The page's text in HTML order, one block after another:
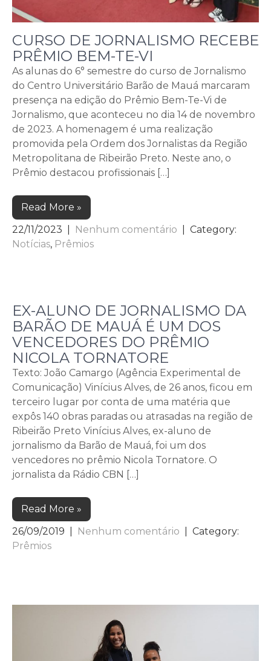
CURSO DE JORNALISMO RECEBE
PRÊMIO BEM-TE-VI
As alunas do 6° semestre do curso de Jornalismo
do Centro Universitário Barão de Mauá marcaram
presença na edição do Prêmio Bem-Te-Vi de
Jornalismo, que aconteceu no dia 14 de novembro
de 2023. A homenagem é uma realização
promovida pela Ordem dos Jornalistas da Região
Metropolitana de Ribeirão Preto. Neste ano, o
Prêmio destacou profissionais […]
Read More »
22/11/2023
Nenhum comentário
| Category:
Notícias, Prêmios
EX-ALUNO DE JORNALISMO DA
BARÃO DE MAUÁ É UM DOS
VENCEDORES DO PRÊMIO
NICOLA TORNATORE
Texto: João Camargo (Agência Experimental de
Comunicação) Vinícius Alves, de 26 anos, ficou em
terceiro lugar por conta de uma matéria que
expôs 140 obras paradas ou atrasadas na região de
Ribeirão Preto Vinícius Alves, ex-aluno de
jornalismo da Barão de Mauá, foi um dos
vencedores no prêmio Nicola Tornatore. O
jornalista da Rádio CBN […]
Read More »
26/09/2019
Nenhum comentário
| Category:
Prêmios